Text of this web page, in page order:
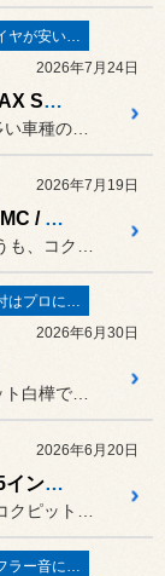
タイヤが安い(^^♪
2026年7月24日
GRヤリス HKS ハイパーMAX S装着の巻き！
2026年7月19日
リーフ ZE1 KYB NEW SR MC / ブリヂストン フィネッサ HB01
取付はプロにお任せ♪
2026年6月30日
2026年6月20日
ハイエース9型/リムコーポ1.5インチダウンエクステージKIT＆ファブレス ヴァローネ
マフラー音に痺れる